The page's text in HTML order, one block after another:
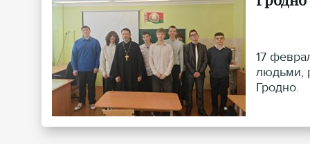
17
людьми,
Гродно.